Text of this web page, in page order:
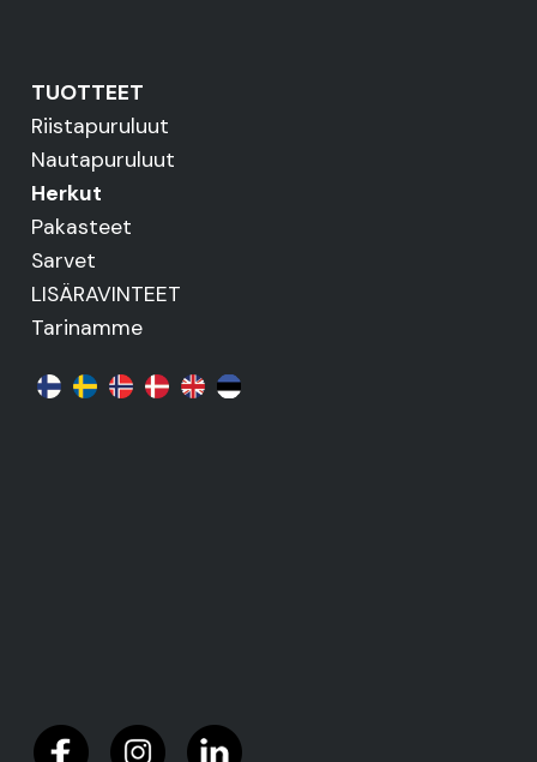
TUOTTEET
Riistapuruluut
Nautapuruluut
Herkut
Pakasteet
Sarvet
LISÄRAVINTEET
Tarinamme